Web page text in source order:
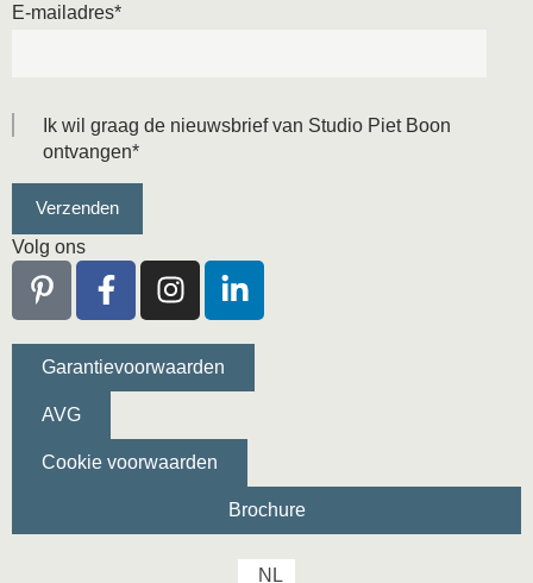
E-mailadres*
Ik wil graag de nieuwsbrief van Studio Piet Boon
ontvangen*
Volg ons
Garantievoorwaarden
AVG
Cookie voorwaarden
Brochure
NL